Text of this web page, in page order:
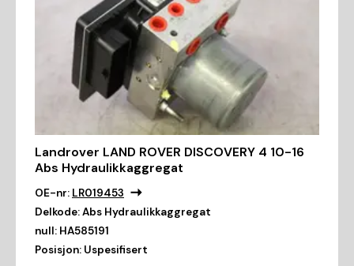
Landrover LAND ROVER DISCOVERY 4 10-16
Abs Hydraulikkaggregat
OE-nr: LR019453
Delkode:Abs Hydraulikkaggregat
null: HA585191
Posisjon: Uspesifisert